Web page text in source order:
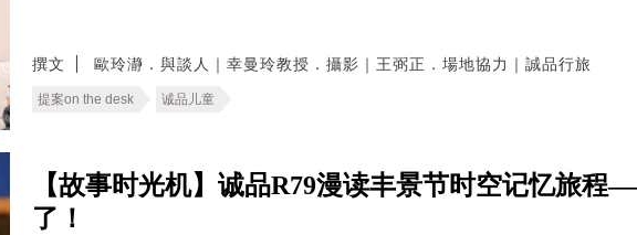
撰文 歐玲瀞．與談人｜幸曼玲教授．攝影｜王弼正．場地協力｜誠品行旅
提案on the desk 诚品儿童
【故事时光机】诚品R79漫读丰景节时空记忆旅
了！